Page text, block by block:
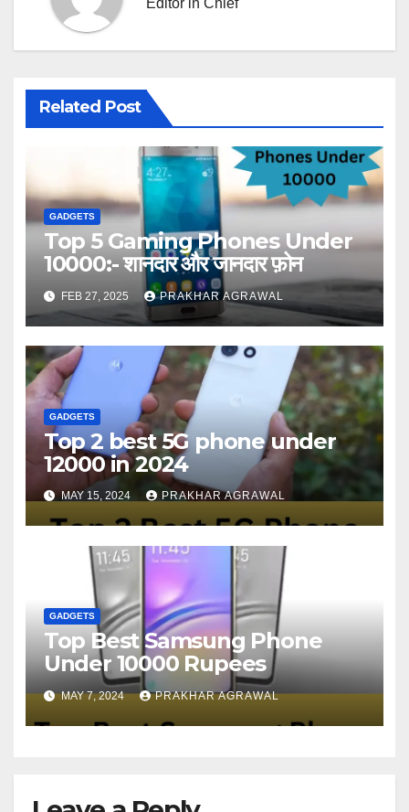
Editor in Chief
Related Post
GADGETS
Top 5 Gaming Phones Under
10000:- शानदार और जानदार फ़ोन
FEB 27, 2025 PRAKHAR AGRAWAL
GADGETS
Top 2 best 5G phone under
12000 in 2024
MAY 15, 2024 PRAKHAR AGRAWAL
GADGETS
Top Best Samsung Phone
Under 10000 Rupees
MAY 7, 2024 PRAKHAR AGRAWAL